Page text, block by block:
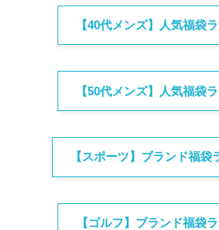
【40代メンズ】人気福袋
【50代メンズ】人気福袋
【スポーツ】ブランド福袋
【ゴルフ】ブランド福袋